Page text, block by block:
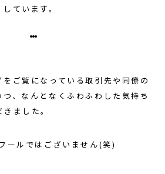
ています。
ご覧になっている取引先や同僚の
、なんとなくふわふわした気持ち
ました。
ールではございません(笑)